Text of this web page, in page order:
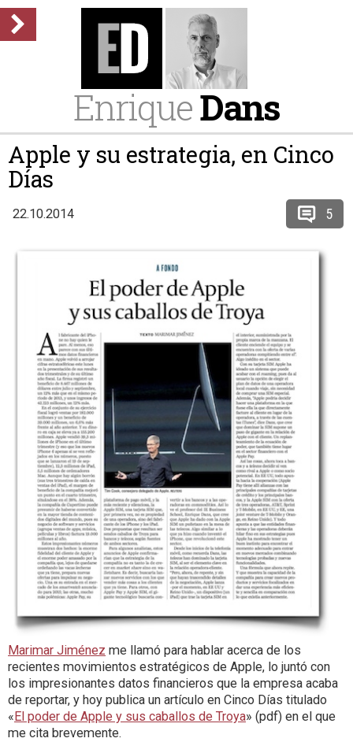
EnriqueDans
Apple y su estrategia, en Cinco
Días
22.10.2014 5
Marimar Jiménez me llamó para hablar acerca de los
recientes movimientos estratégicos de Apple, lo juntó con
los impresionantes datos financieros que la empresa acaba
de reportar, y hoy publica un artículo en Cinco Días titulado
« El poder de Apple y sus caballos de Troya» (pdf) en el que
me cita brevemente.